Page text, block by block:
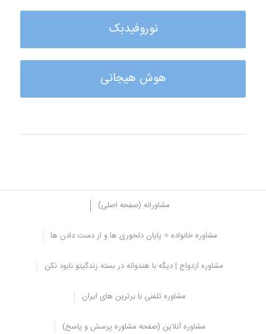
نوروفیدبک
هوش هیجانی
مشاورانه (صفحه اصلی)
مشاوره خانواده = پایان دلخوری ها و از دست دادن ها
مشاوره ازدواج | دیگه با هندوانه در بسته زندگیتو نابود نکن
مشاوره تلفنی با برترین های ایران
مشاوره آنلاین (صفحه مشاوره پرسش و پاسخ)
علوم شناختی در ایران
همواره مورد توجه افراد و نیز مهمان قرار گرفته‌اند و علاقمندان بسیار زیاد
را در این حوزه به خود جذب نموده است که در ابتدای مطرح شدن این
حوزه افراد بیشتر به صورت شخصی به مطالعه‌ی پراکنده در این زمینه می